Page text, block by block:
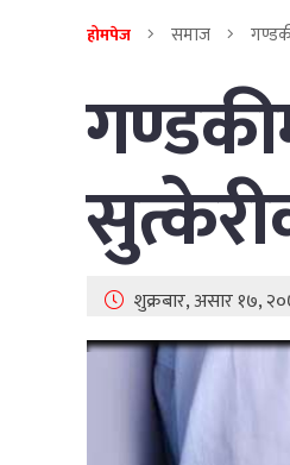
होमपेज समाज
शुक्रबार, असार १७,